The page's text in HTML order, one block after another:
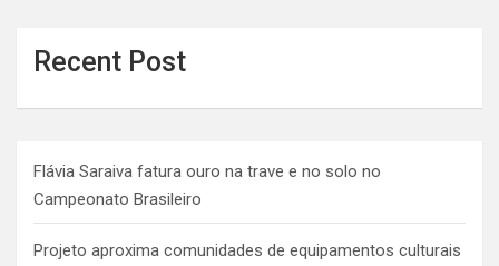
Recent Post
Flávia Saraiva fatura ouro na trave e no solo no
Campeonato Brasileiro
Projeto aproxima comunidades de equipamentos culturais